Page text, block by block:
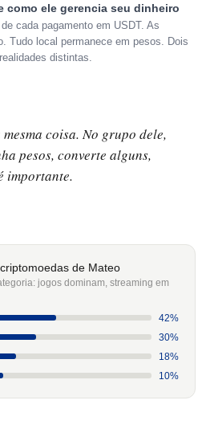
como ele gerencia seu dinheiro
cada pagamento em USDT. As
Tudo local permanece em pesos. Dois
distintas.
coisa. No grupo dele,
pesos, converte alguns,
importante.
de Mateo
jogos dominam, streaming em
42%
30%
18%
10%